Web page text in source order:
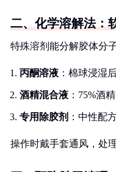
二、化学溶解法：
特殊溶剂能分解胶体分
丙酮溶液 ：棉球浸湿
酒精混合液 ：75%酒
专用除胶剂 ：中性配
操作时戴手套通风，处